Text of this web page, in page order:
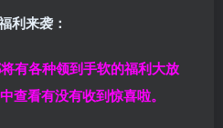
利来袭：
有各种领到手软的福利大放
查看有没有收到惊喜啦。